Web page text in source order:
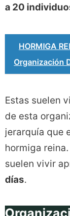
a 20
HORMIGA
Organización
Estas suelen
de esta
jerarquía que
hormiga
suelen vivir
días.